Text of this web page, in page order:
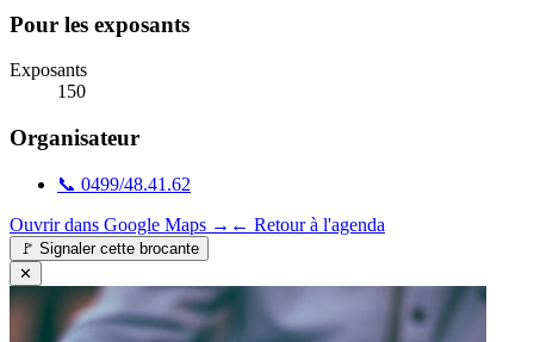
Pour les exposants
Exposants
150
Organisateur
📞 0499/48.41.62
Ouvrir dans Google Maps → ← Retour à l'agenda
🚩 Signaler cette brocante
✕